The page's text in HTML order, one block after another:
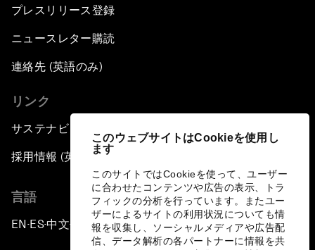
このウェブサイトはCookieを使用し
ます
このサイトではCookieを使って、ユーザー
に合わせたコンテンツや広告の表示、トラ
フィックの分析を行っています。またユー
ザーによるサイトの利用状況についても情
報を収集し、ソーシャルメディアや広告配
信、データ解析の各パートナーに情報を共
プレスリリース登録
ニュースレター購読
連絡先 (英語のみ)
リンク
サステナビリティへの取り組み
採用情報 (英語のみ)
言語
EN ▪ES▪中文▪ 日本語